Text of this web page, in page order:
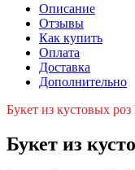
Описание
Отзывы
Как купить
Оплата
Доставка
Дополнительно
Букет из кустовых
Букет из